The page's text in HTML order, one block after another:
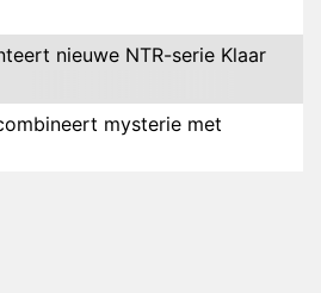
nieuwe NTR-serie Klaar
mysterie met